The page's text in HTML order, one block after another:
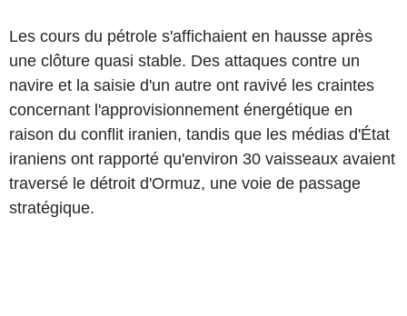
Les cours du pétrole s'affichaient en hausse après
une clôture quasi stable. Des attaques contre un
navire et la saisie d'un autre ont ravivé les craintes
concernant l'approvisionnement énergétique en
raison du conflit iranien, tandis que les médias d'État
iraniens ont rapporté qu'environ 30 vaisseaux avaient
traversé le détroit d'Ormuz, une voie de passage
stratégique.